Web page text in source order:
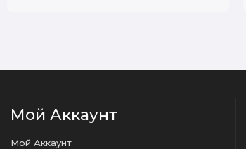
Мой Аккаунт
Мой Аккаунт